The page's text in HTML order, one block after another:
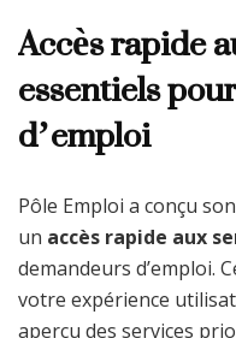
Accès rapide
essentiels
d’emploi
Pôle Emploi a conçu
un accès rapide aux
demandeurs d’emploi.
votre expérience
aperçu des services